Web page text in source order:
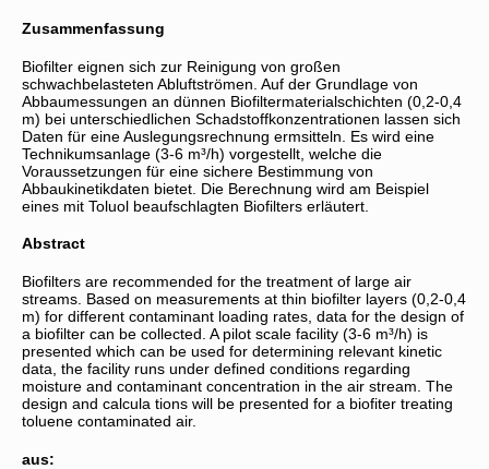
Zusammenfassung
Biofilter eignen sich zur Reinigung von großen
schwachbelasteten Abluftströmen. Auf der Grundlage von
Abbaumessungen an dünnen Biofiltermaterialschichten (0,2-0,4
m) bei unterschiedlichen Schadstoffkonzentrationen lassen sich
Daten für eine Auslegungsrechnung ermsitteln. Es wird eine
Technikumsanlage (3-6 m³/h) vorgestellt, welche die
Voraussetzungen für eine sichere Bestimmung von
Abbaukinetikdaten bietet. Die Berechnung wird am Beispiel
eines mit Toluol beaufschlagten Biofilters erläutert.
Abstract
Biofilters are recommended for the treatment of large air
streams. Based on measurements at thin biofilter layers (0,2-0,4
m) for different contaminant loading rates, data for the design of
a biofilter can be collected. A pilot scale facility (3-6 m³/h) is
presented which can be used for determining relevant kinetic
data, the facility runs under defined conditions regarding
moisture and contaminant concentration in the air stream. The
design and calcula tions will be presented for a biofiter treating
toluene contaminated air.
aus: